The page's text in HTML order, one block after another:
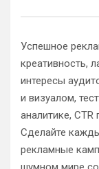
Успешное
креативность,
интересы
и визуалом,
аналитике, CTR
Сделайте
рекламные